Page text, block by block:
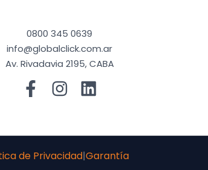
0800 345 0639
info@globalclick.com.ar
Av. Rivadavia 2195, CABA
de Privacidad|Garantía